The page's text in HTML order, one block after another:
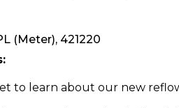
(Meter), 421220
to learn about our new